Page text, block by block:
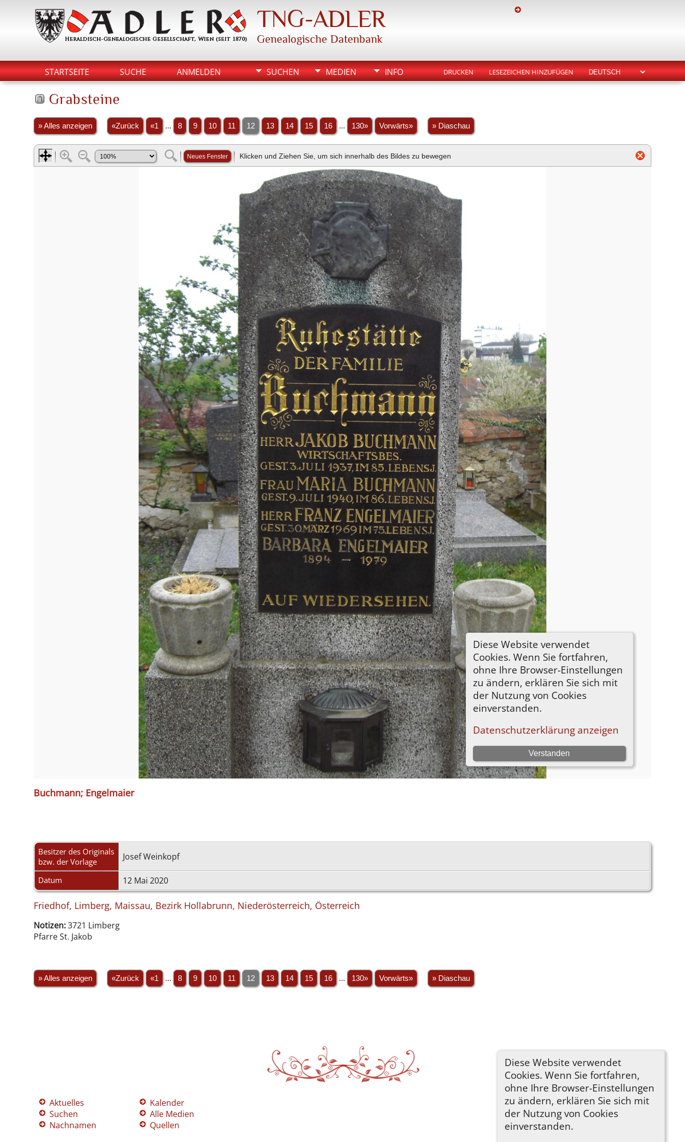
TNG-ADLER
Genealogische Datenbank
STARTSEITE SUCHE ANMELDEN SUCHEN MEDIEN INFO DRUCKEN LESEZEICHEN HINZUFÜGEN
Diese Website verwendet
Cookies. Wenn Sie fortfahren,
ohne Ihre Browser-Einstellungen
zu ändern, erklären Sie sich mit
der Nutzung von Cookies
einverstanden.
Grabsteine
» Alles anzeigen «Zurück «1 ... 8 9 10 11 12 13 14 15 16 ... 130» Vorwärts» » Diaschau
Buchmann; Engelmaier
Besitzer des Originals
bzw. der Vorlage
Josef Weinkopf
Datum 12 Mai 2020
Friedhof, Limberg, Maissau, Bezirk Hollabrunn, Niederösterreich, Österreich
Notizen:3721 Limberg
Pfarre St. Jakob
» Alles anzeigen «Zurück «1 ... 8 9 10 11 12 13 14 15 16 ... 130» Vorwärts» » Diaschau
Aktuelles
Suchen
Nachnamen
Kalender
Alle Medien
Quellen